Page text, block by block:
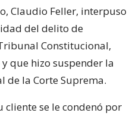
Claudio Feller, interpuso
del delito de
Constitucional,
que hizo suspender la
de la Corte Suprema.
se le condenó por